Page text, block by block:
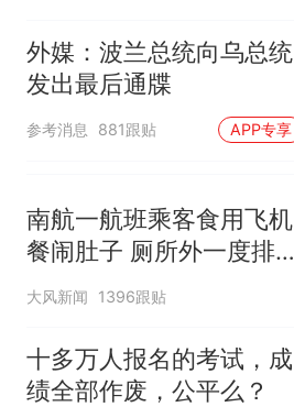
外媒：波兰总统向乌总统
发出最后通牒
参考消息 881跟贴 APP专享
南航一航班乘客食用飞机
餐闹肚子 厕所外一度排长
队
大风新闻 1396跟贴
十多万人报名的考试，成
绩全部作废，公平么？